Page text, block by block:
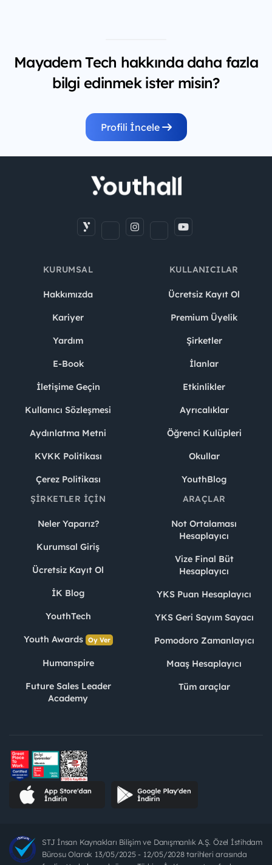
Mayadem Tech hakkında daha fazla
bilgi edinmek ister misin?
Profili İncele
KURUMSAL
Hakkımızda
Kariyer
Yardım
E-Book
İletişime Geçin
Kullanıcı Sözleşmesi
Aydınlatma Metni
KVKK Politikası
Çerez Politikası
KULLANICILAR
Ücretsiz Kayıt Ol
Premium Üyelik
Şirketler
İlanlar
Etkinlikler
Ayrıcalıklar
Öğrenci Kulüpleri
Okullar
YouthBlog
ŞIRKETLER İÇIN
Neler Yaparız?
Kurumsal Giriş
Ücretsiz Kayıt Ol
İK Blog
YouthTech
Youth Awards Oy Ver
Humanspire
Future Sales Leader
Academy
ARAÇLAR
Not Ortalaması
Hesaplayıcı
Vize Final Büt
Hesaplayıcı
YKS Puan Hesaplayıcı
YKS Geri Sayım Sayacı
Pomodoro Zamanlayıcı
Maaş Hesaplayıcı
Tüm araçlar
STJ İnsan Kaynakları Bilişim ve Danışmanlık A.Ş. Özel İstihdam
Bürosu Olarak 13/05/2025 - 12/05/2028 tarihleri arasında